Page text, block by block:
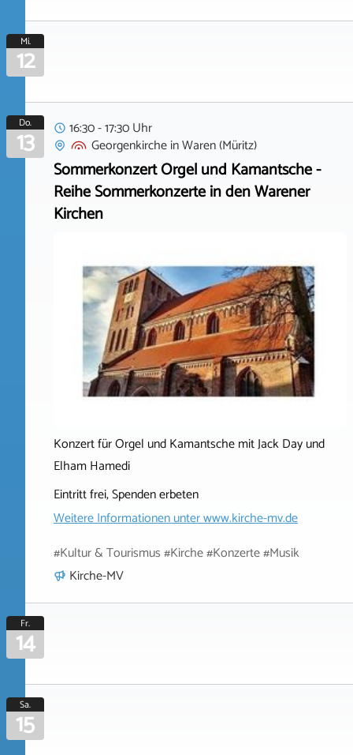
Mi.
12
Do.
13
16:30 - 17:30 Uhr
GeorgenkircheinWaren (Müritz)
Sommerkonzert Orgel und Kamantsche -
Reihe Sommerkonzerte in den Warener
Kirchen
Konzert für Orgel und Kamantsche mit Jack Day und
Elham Hamedi
Eintritt frei, Spenden erbeten
Weitere Informationen unterwww.kirche-mv.de
#Kultur & Tourismus #Kirche #Konzerte #Musik
Kirche-MV
Fr.
14
Sa.
15